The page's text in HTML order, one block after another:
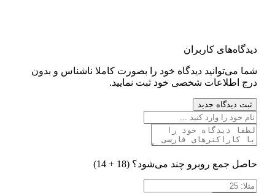
دیدگاه‌های کاربران
شما می‌توانید دیدگاه خود را بصورت کاملا ناشناس و بدون
درج اطلاعات شخصی خود ثبت نمایید.
ثبت دیدگاه جدید
حاصل جمع روبرو چند می‌شود؟ (18 + 14)